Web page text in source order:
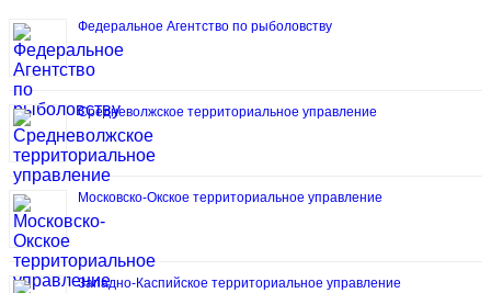
Федеральное Агентство по рыболовству
Средневолжское территориальное управление
Московско-Окское территориальное управление
Западно-Каспийское территориальное управление